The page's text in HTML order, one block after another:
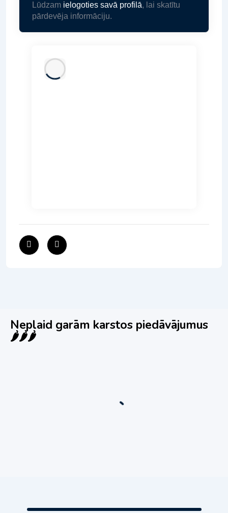
Lūdzam ielogoties savā profilā, lai skatītu
pārdevēja informāciju.
Neplaid garām karstos piedāvājumus
🌶️🌶️🌶️
80 Ha Daudzfunkcionāls Investīciju Īpašums-